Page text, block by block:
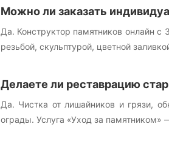
Можно ли заказать
Да. Конструктор памятников онлайн
резьбой, скульптурой, цветной
Делаете ли реставрацию
Да. Чистка от лишайников и грязи,
ограды. Услуга «Уход за памятником»